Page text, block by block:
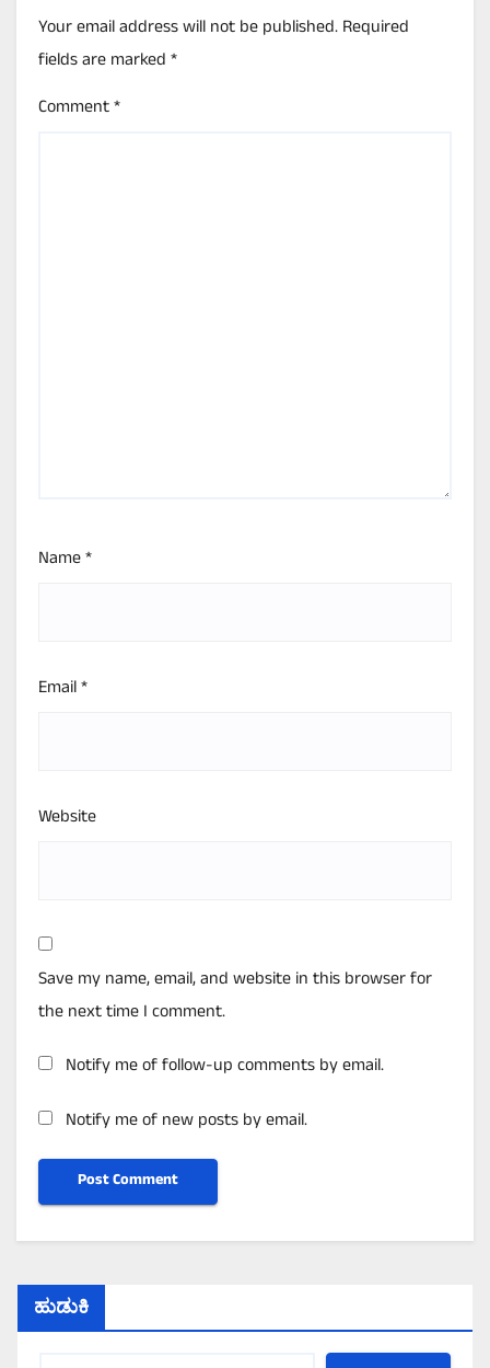
Your email address will not be published.Required
fields are marked*
Comment*
Name*
Email*
Website
Save my name, email, and website in this browser for
the next time I comment.
Notify me of follow-up comments by email.
Notify me of new posts by email.
ಹುಡುಕಿ